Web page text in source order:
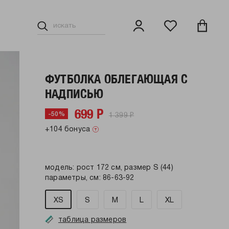
ФУТБОЛКА ОБЛЕГАЮЩАЯ С
НАДПИСЬЮ
-50% 699 Р 1 399 Р
+104 бонуса
модель: рост 172 см, размер S (44)
параметры, см: 86-63-92
XS S M L XL
таблица размеров